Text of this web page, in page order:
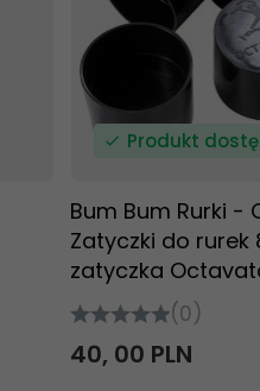
Produkt
Bum Bum Rurki -
Zatyczki do rurek
zatyczka
(0)
40, 00 PLN